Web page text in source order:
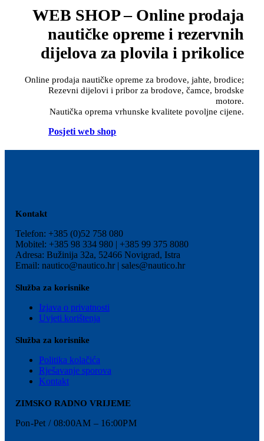
WEB SHOP – Online prodaja
nautičke opreme i rezervnih
dijelova za plovila i prikolice
Online prodaja nautičke opreme za brodove, jahte, brodice;
Rezevni dijelovi i pribor za brodove, čamce, brodske
motore.
Nautička oprema vrhunske kvalitete povoljne cijene.
Posjeti web shop
Kontakt
Telefon: +385 (0)52 758 080
Mobitel: +385 98 334 980 | +385 99 375 8080
Adresa: Bužinija 32a, 52466 Novigrad, Istra
Email: nautico@nautico.hr | sales@nautico.hr
Služba za korisnike
Izjava o privatnosti
Uvjeti korištenja
Služba za korisnike
Politika kolačića
Rješavanje sporova
Kontakt
ZIMSKO RADNO VRIJEME
Pon-Pet / 08:00AM – 16:00PM